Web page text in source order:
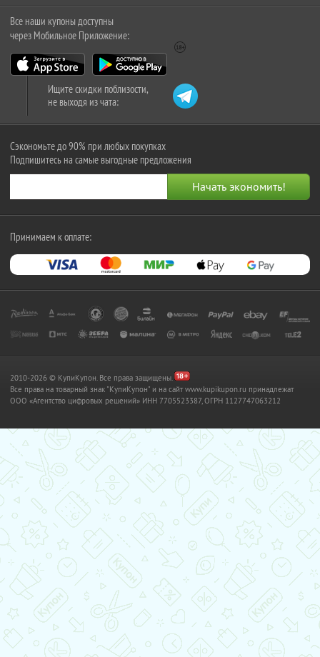
Все наши купоны доступны
через Мобильное Приложение:
Ищите скидки поблизости,
не выходя из чата:
Сэкономьте до 90% при любых покупках
Подпишитесь на самые выгодные предложения
Принимаем к оплате:
2010-2026 © КупиКупон. Все права защищены.
Все права на товарный знак "КупиКупон" и на сайт www.kupikupon.ru принадлежат
OOO «Агентство цифровых решений» ИНН 7705523387, ОГРН 1127747063212